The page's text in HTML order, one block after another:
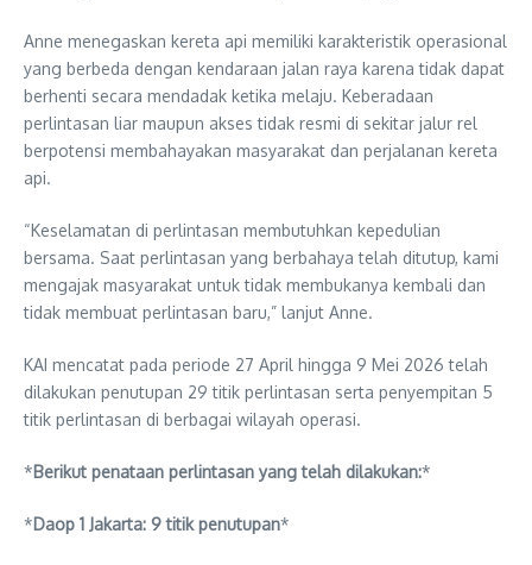
Anne menegaskan kereta api memiliki karakteristik operasional
yang berbeda dengan kendaraan jalan raya karena tidak dapat
berhenti secara mendadak ketika melaju. Keberadaan
perlintasan liar maupun akses tidak resmi di sekitar jalur rel
berpotensi membahayakan masyarakat dan perjalanan kereta
api.
“Keselamatan di perlintasan membutuhkan kepedulian
bersama. Saat perlintasan yang berbahaya telah ditutup, kami
mengajak masyarakat untuk tidak membukanya kembali dan
tidak membuat perlintasan baru,” lanjut Anne.
KAI mencatat pada periode 27 April hingga 9 Mei 2026 telah
dilakukan penutupan 29 titik perlintasan serta penyempitan 5
titik perlintasan di berbagai wilayah operasi.
*Berikut penataan perlintasan yang telah dilakukan:*
*Daop 1 Jakarta: 9 titik penutupan*